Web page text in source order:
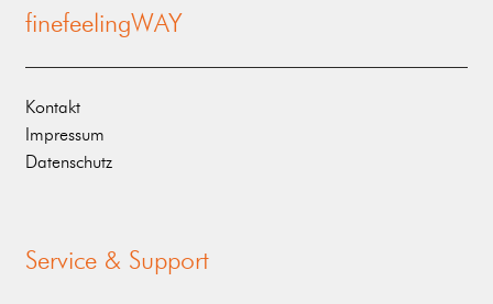
finefeelingWAY
Kontakt
Impressum
Datenschutz
Service & Support